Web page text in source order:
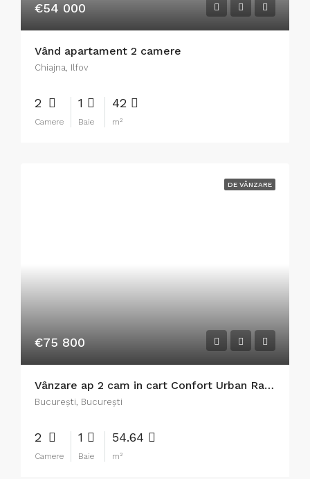
€54 000
Vând apartament 2 camere
Chiajna, Ilfov
2
Camere
1
Baie
42
m²
DE VÂNZARE
€75 800
Vânzare ap 2 cam in cart Confort Urban Rahova (6 km de Piata Unirii), dec, conf 1, et 1, spațios, 2 balcoane, 55 mp, loc parcare, preț 75800 Euro-ușor negociabil
București, București
2
Camere
1
Baie
54.64
m²